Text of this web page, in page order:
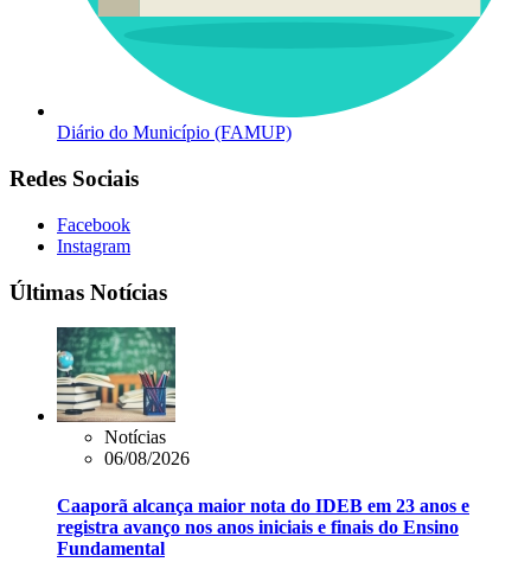
Diário do Município (FAMUP)
Redes Sociais
Facebook
Instagram
Últimas Notícias
Notícias
06/08/2026
Caaporã alcança maior nota do IDEB em 23 anos e
registra avanço nos anos iniciais e finais do Ensino
Fundamental